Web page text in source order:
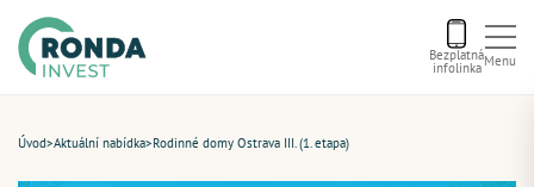
Úvod
Bezplatná
infolinka Menu
Úvod>Aktuální nabídka>Rodinné domy Ostrava III. (1. etapa)